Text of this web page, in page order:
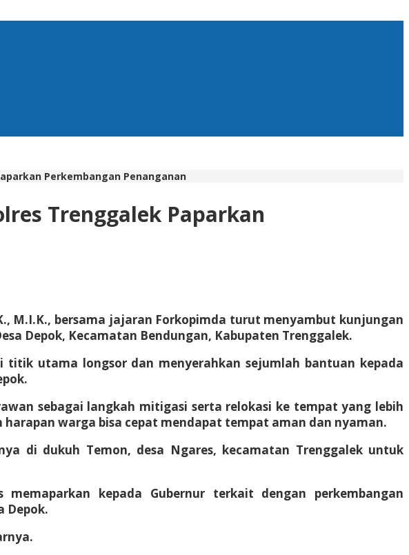
Perkembangan Penanganan
Trenggalek Paparkan
M.I.K., bersama jajaran Forkopimda turut menyambut kunjungan
Depok, Kecamatan Bendungan, Kabupaten Trenggalek.
utama longsor dan menyerahkan sejumlah bantuan kepada
sebagai langkah mitigasi serta relokasi ke tempat yang lebih
warga bisa cepat mendapat tempat aman dan nyaman.
di dukuh Temon, desa Ngares, kecamatan Trenggalek untuk
kepada Gubernur terkait dengan perkembangan
Depok.